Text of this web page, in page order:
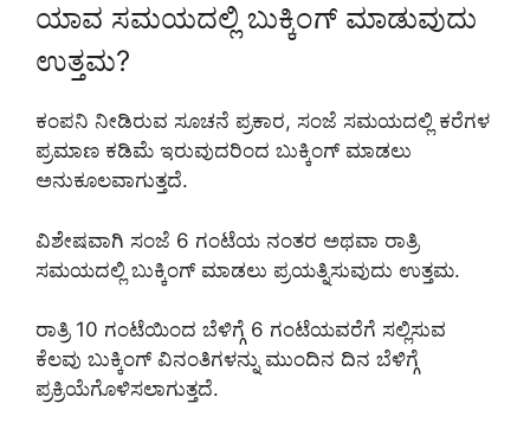
ಯಾವ ಸಮಯದಲ್ಲಿ ಬುಕ್ಕಿಂಗ್ ಮಾಡುವುದು
ಉತ್ತಮ?
ಕಂಪನಿ ನೀಡಿರುವ ಸೂಚನೆ ಪ್ರಕಾರ, ಸಂಜೆ ಸಮಯದಲ್ಲಿ ಕರೆಗಳ
ಪ್ರಮಾಣ ಕಡಿಮೆ ಇರುವುದರಿಂದ ಬುಕ್ಕಿಂಗ್ ಮಾಡಲು
ಅನುಕೂಲವಾಗುತ್ತದೆ.
ವಿಶೇಷವಾಗಿ ಸಂಜೆ 6 ಗಂಟೆಯ ನಂತರ ಅಥವಾ ರಾತ್ರಿ
ಸಮಯದಲ್ಲಿ ಬುಕ್ಕಿಂಗ್ ಮಾಡಲು ಪ್ರಯತ್ನಿಸುವುದು ಉತ್ತಮ.
ರಾತ್ರಿ 10 ಗಂಟೆಯಿಂದ ಬೆಳಿಗ್ಗೆ 6 ಗಂಟೆಯವರೆಗೆ ಸಲ್ಲಿಸುವ
ಕೆಲವು ಬುಕ್ಕಿಂಗ್ ವಿನಂತಿಗಳನ್ನು ಮುಂದಿನ ದಿನ ಬೆಳಿಗ್ಗೆ
ಪ್ರಕ್ರಿಯೆಗೊಳಿಸಲಾಗುತ್ತದೆ.